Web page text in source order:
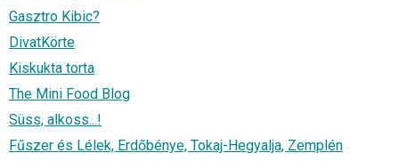
Gasztro Kibic?
DivatKörte
Kiskukta torta
The Mini Food Blog
Süss, alkoss...!
Fűszer és Lélek, Erdőbénye, Tokaj-Hegyalja, Zemplén